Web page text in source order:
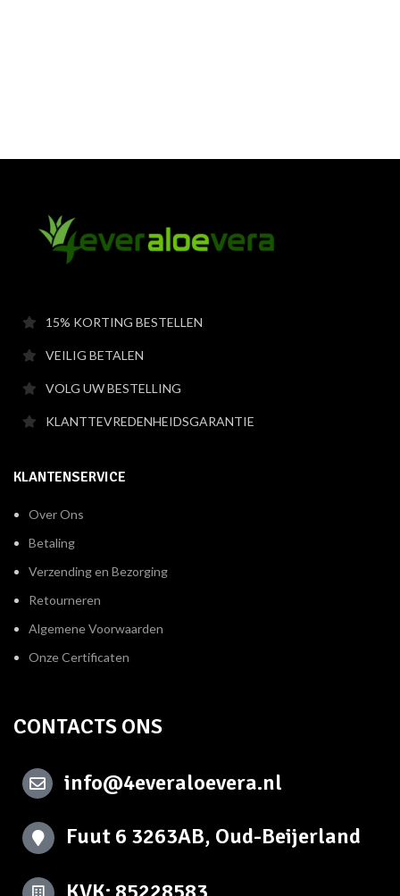
15% KORTING BESTELLEN
VEILIG BETALEN
VOLG UW BESTELLING
KLANTTEVREDENHEIDSGARANTIE
KLANTENSERVICE
Over Ons
Betaling
Verzending en Bezorging
Retourneren
Algemene Voorwaarden
Onze Certificaten
CONTACTS ONS
info@4everaloevera.nl
Fuut 6 3263AB, Oud-Beijerland